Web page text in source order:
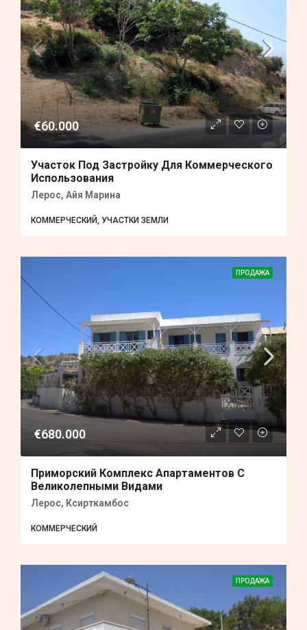
€60.000
Участок Под Застройку Для Коммерческого
Использования
Лерос, Айя Марина
КОММЕРЧЕСКИЙ, УЧАСТКИ ЗЕМЛИ
ПРОДАЖА
€680.000
Приморский Комплекс Апартаментов С
Великолепными Видами
Лерос, Ксирткамбос
КОММЕРЧЕСКИЙ
ПРОДАЖА